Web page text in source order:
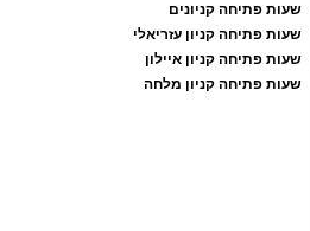
שעות פתיחה קניונים
שעות פתיחה קניון עזריאלי
שעות פתיחה קניון איילון
שעות פתיחה קניון מלחה